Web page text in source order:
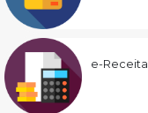
e-Receita